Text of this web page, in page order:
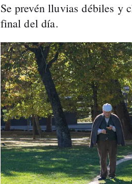
Se prevén lluvias débiles y
final del día.